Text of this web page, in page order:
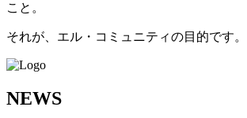
こと。
それが、エル・コミュニティの目的です。
NEWS